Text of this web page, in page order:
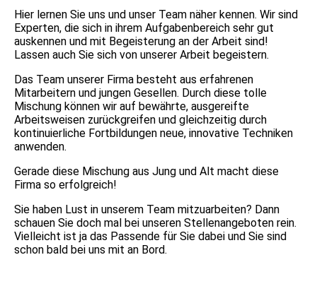
Hier lernen Sie uns und unser Team näher kennen. Wir sind
Experten, die sich in ihrem Aufgabenbereich sehr gut
auskennen und mit Begeisterung an der Arbeit sind!
Lassen auch Sie sich von unserer Arbeit begeistern.
Das Team unserer Firma besteht aus erfahrenen
Mitarbeitern und jungen Gesellen. Durch diese tolle
Mischung können wir auf bewährte, ausgereifte
Arbeitsweisen zurückgreifen und gleichzeitig durch
kontinuierliche Fortbildungen neue, innovative Techniken
anwenden.
Gerade diese Mischung aus Jung und Alt macht diese
Firma so erfolgreich!
Sie haben Lust in unserem Team mitzuarbeiten? Dann
schauen Sie doch mal bei unseren Stellenangeboten rein.
Vielleicht ist ja das Passende für Sie dabei und Sie sind
schon bald bei uns mit an Bord.